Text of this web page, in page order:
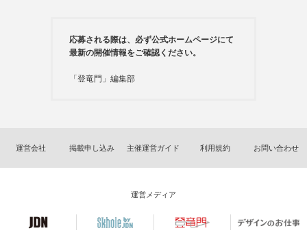
応募される際は、必ず公式ホームページにて
最新の開催情報をご確認ください。
「登竜門」編集部
運営会社 掲載申し込み 主催運営ガイド 利用規約 お問い合わせ
運営メディア